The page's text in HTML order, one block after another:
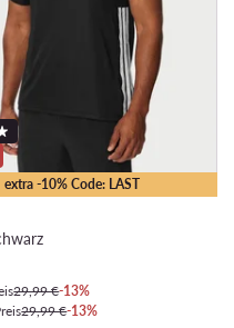
extra -10% Code: LAST
29,99 €-13%
29,99 €-13%